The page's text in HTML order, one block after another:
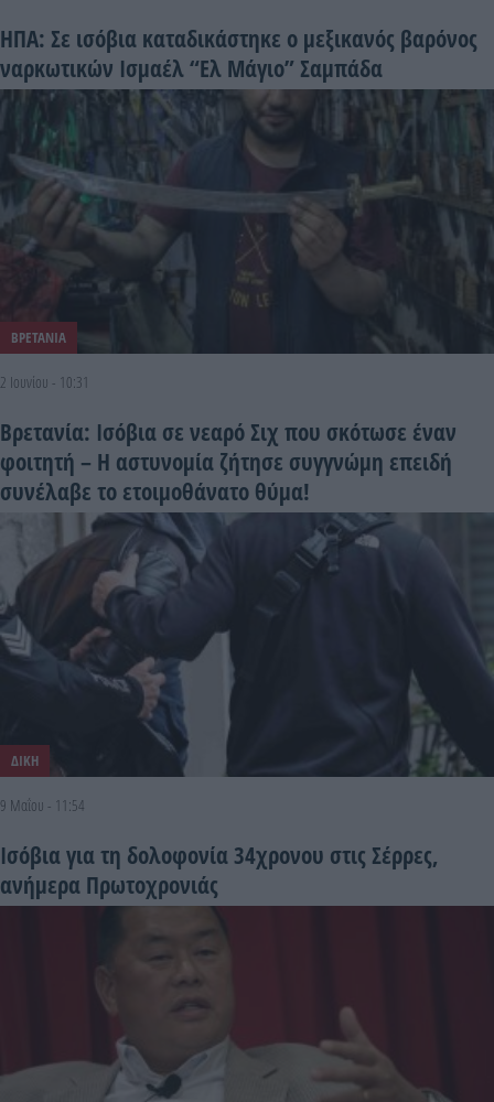
ΗΠΑ: Σε ισόβια καταδικάστηκε ο μεξικανός βαρόνος
ναρκωτικών Ισμαέλ “Ελ Μάγιο” Σαμπάδα
ΒΡΕΤΑΝΙΑ
2 Ιουνίου - 10:31
Βρετανία: Ισόβια σε νεαρό Σιχ που σκότωσε έναν
φοιτητή – Η αστυνομία ζήτησε συγγνώμη επειδή
συνέλαβε το ετοιμοθάνατο θύμα!
ΔΙΚΗ
9 Μαΐου - 11:54
Ισόβια για τη δολοφονία 34χρονου στις Σέρρες,
ανήμερα Πρωτοχρονιάς